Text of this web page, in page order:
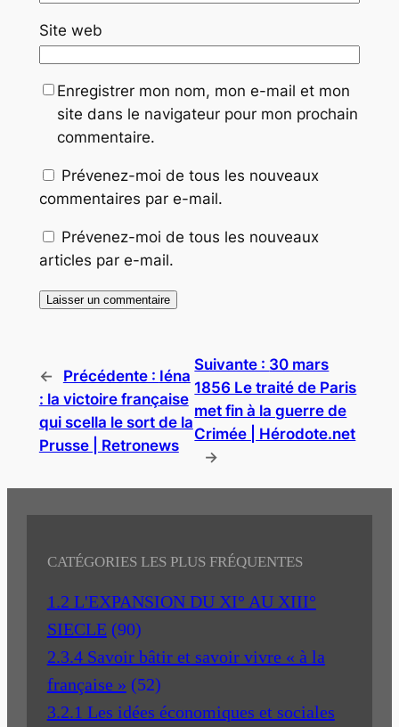
Site web
Enregistrer mon nom, mon e-mail et mon
site dans le navigateur pour mon prochain
commentaire.
Prévenez-moi de tous les nouveaux
commentaires par e-mail.
Prévenez-moi de tous les nouveaux
articles par e-mail.
← Précédente : Iéna
: la victoire française
qui scella le sort de la
Prusse | Retronews
Suivante : 30 mars
1856 Le traité de Paris
met fin à la guerre de
Crimée | Hérodote.net
→
CATÉGORIES LES PLUS FRÉQUENTES
1.2 L'EXPANSION DU XI° AU XIII°
SIECLE (90)
2.3.4 Savoir bâtir et savoir vivre « à la
française » (52)
3.2.1 Les idées économiques et sociales